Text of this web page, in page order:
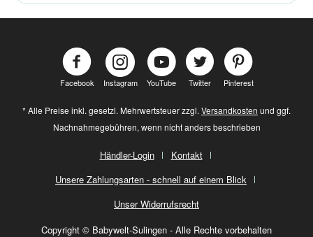
Facebook Instagram YouTube Twitter Pinterest
* Alle Preise inkl. gesetzl. Mehrwertsteuer zzgl. Versandkosten und ggf.
Nachnahmegebühren, wenn nicht anders beschrieben
Händler-Login
Kontakt
Unsere Zahlungsarten - schnell auf einem Blick
Unser Widerrufsrecht
Copyright © Babywelt-Sulingen - Alle Rechte vorbehalten